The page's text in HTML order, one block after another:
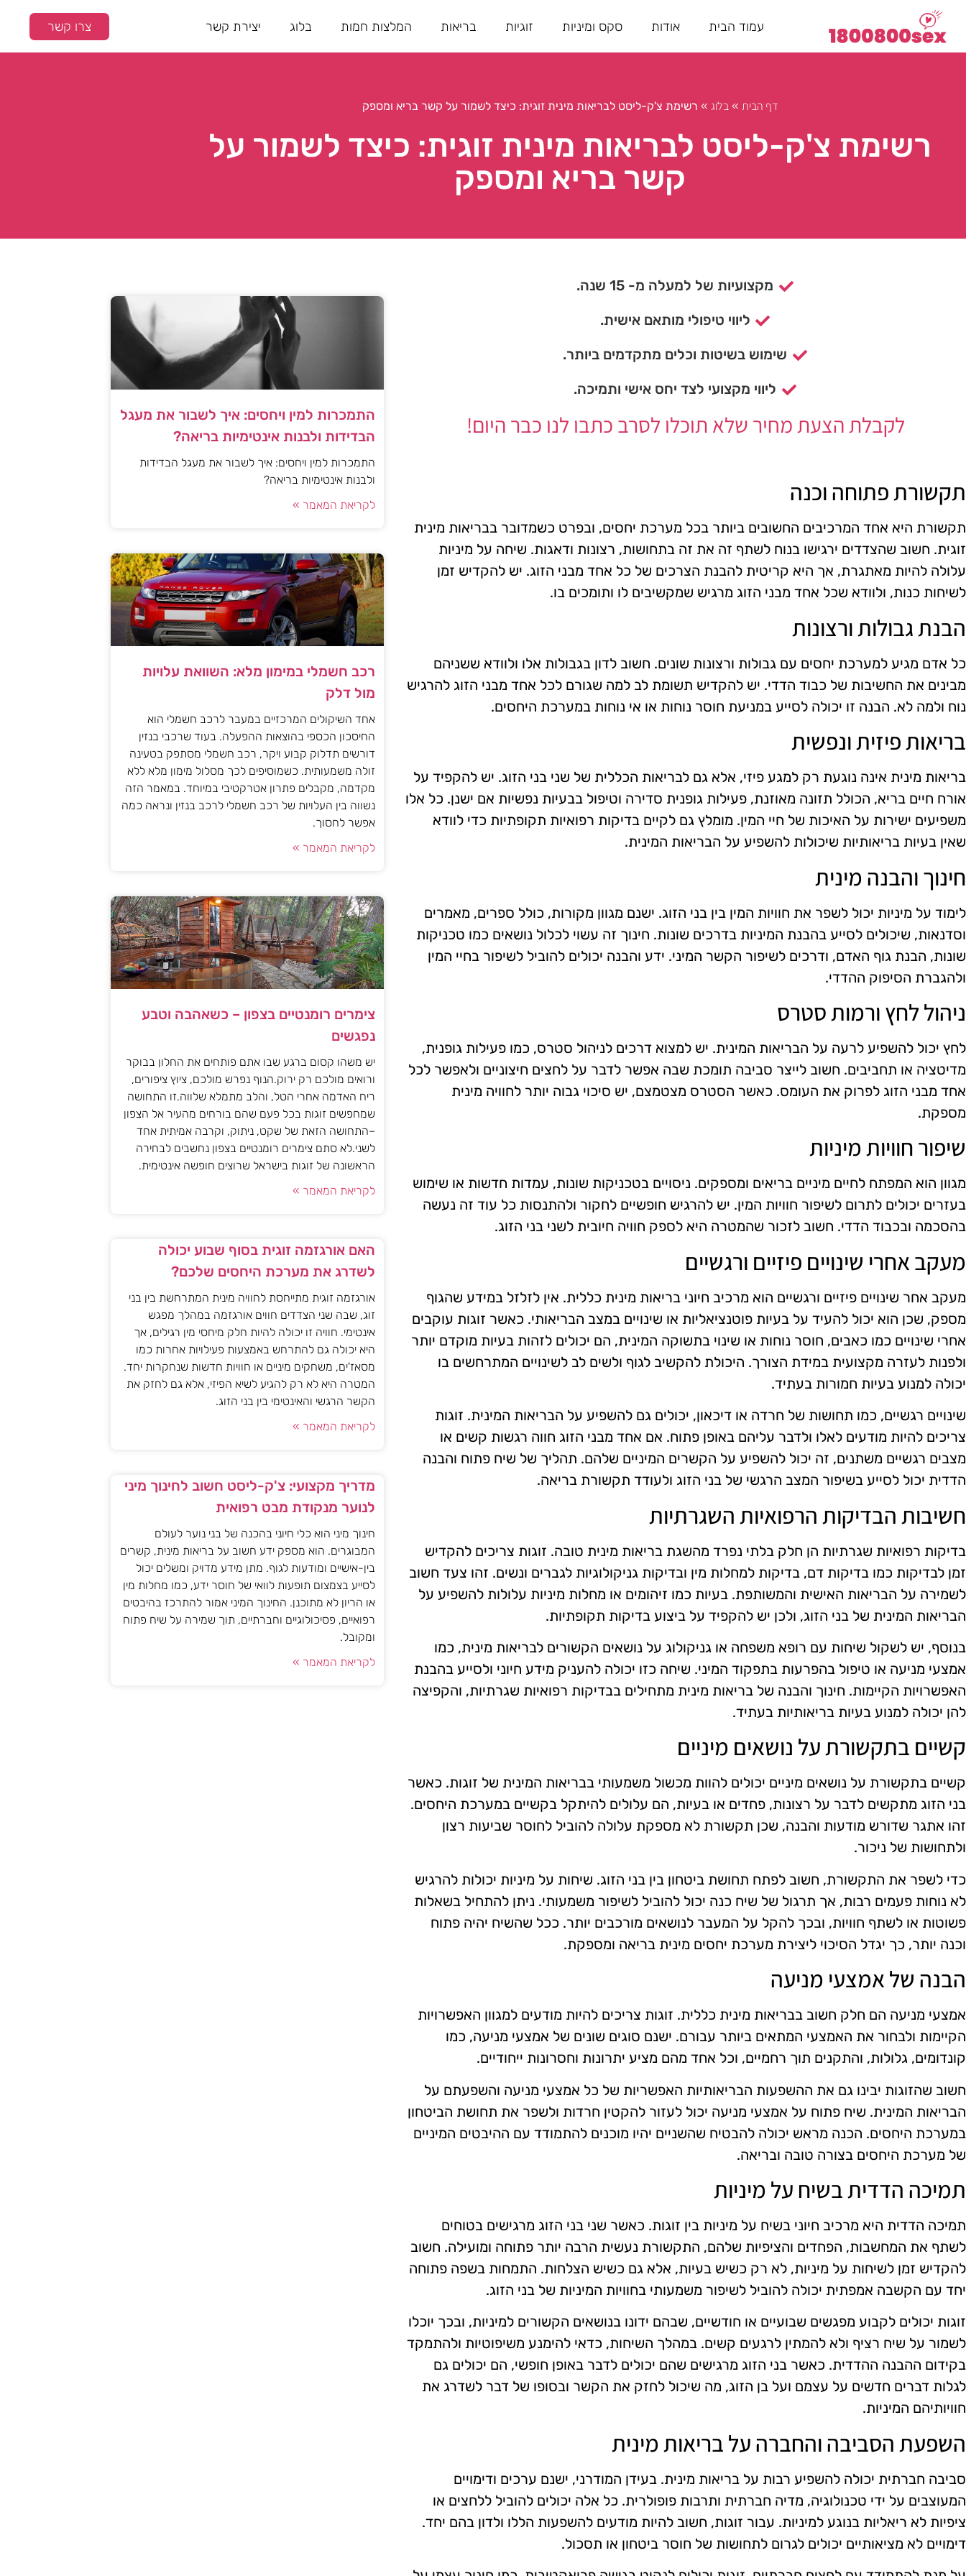
עמוד הבית אודות סקס ומיניות זוגיות בריאות המלצות חמות בלוג יצירת קשר צרו קשר
דף הבית »בלוג » רשימת צ'ק-ליסט לבריאות מינית זוגית: כיצד לשמור על קשר בריא ומספק
רשימת צ'ק-ליסט לבריאות מינית זוגית: כיצד לשמור על
קשר בריא ומספק
מקצועיות של למעלה מ- 15 שנה.
ליווי טיפולי מותאם אישית.
שימוש בשיטות וכלים מתקדמים ביותר.
ליווי מקצועי לצד יחס אישי ותמיכה.
לקבלת הצעת מחיר שלא תוכלו לסרב כתבו לנו כבר היום!
תקשורת פתוחה וכנה
תקשורת היא אחד המרכיבים החשובים ביותר בכל מערכת יחסים, ובפרט כשמדובר בבריאות מינית
זוגית. חשוב שהצדדים ירגישו בנוח לשתף זה את זה בתחושות, רצונות ודאגות. שיחה על מיניות
עלולה להיות מאתגרת, אך היא קריטית להבנת הצרכים של כל אחד מבני הזוג. יש להקדיש זמן
לשיחות כנות, ולוודא שכל אחד מבני הזוג מרגיש שמקשיבים לו ותומכים בו.
הבנת גבולות ורצונות
כל אדם מגיע למערכת יחסים עם גבולות ורצונות שונים. חשוב לדון בגבולות אלו ולוודא ששניהם
מבינים את החשיבות של כבוד הדדי. יש להקדיש תשומת לב למה שגורם לכל אחד מבני הזוג להרגיש
נוח ולמה לא. הבנה זו יכולה לסייע במניעת חוסר נוחות או אי נוחות במערכת היחסים.
בריאות פיזית ונפשית
בריאות מינית אינה נוגעת רק למגע פיזי, אלא גם לבריאות הכללית של שני בני הזוג. יש להקפיד על
אורח חיים בריא, הכולל תזונה מאוזנת, פעילות גופנית סדירה וטיפול בבעיות נפשיות אם ישנן. כל אלו
משפיעים ישירות על האיכות של חיי המין. מומלץ גם לקיים בדיקות רפואיות תקופתיות כדי לוודא
שאין בעיות בריאותיות שיכולות להשפיע על הבריאות המינית.
חינוך והבנה מינית
לימוד על מיניות יכול לשפר את חוויות המין בין בני הזוג. ישנם מגוון מקורות, כולל ספרים, מאמרים
וסדנאות, שיכולים לסייע בהבנת המיניות בדרכים שונות. חינוך זה עשוי לכלול נושאים כמו טכניקות
שונות, הבנת גוף האדם, ודרכים לשיפור הקשר המיני. ידע והבנה יכולים להוביל לשיפור בחיי המין
ולהגברת הסיפוק ההדדי.
ניהול לחץ ורמות סטרס
לחץ יכול להשפיע לרעה על הבריאות המינית. יש למצוא דרכים לניהול סטרס, כמו פעילות גופנית,
מדיטציה או תחביבים. חשוב לייצר סביבה תומכת שבה אפשר לדבר על לחצים חיצוניים ולאפשר לכל
אחד מבני הזוג לפרוק את העומס. כאשר הסטרס מצטמצם, יש סיכוי גבוה יותר לחוויה מינית
מספקת.
שיפור חוויות מיניות
מגוון הוא המפתח לחיים מיניים בריאים ומספקים. ניסויים בטכניקות שונות, עמדות חדשות או שימוש
בעזרים יכולים לתרום לשיפור חוויות המין. יש להרגיש חופשיים לחקור ולהתנסות כל עוד זה נעשה
בהסכמה ובכבוד הדדי. חשוב לזכור שהמטרה היא לספק חוויה חיובית לשני בני הזוג.
מעקב אחרי שינויים פיזיים ורגשיים
מעקב אחר שינויים פיזיים ורגשיים הוא מרכיב חיוני בריאות מינית כללית. אין לזלזל במידע שהגוף
מספק, שכן הוא יכול להעיד על בעיות פוטנציאליות או שינויים במצב הבריאותי. כאשר זוגות עוקבים
אחרי שינויים כמו כאבים, חוסר נוחות או שינוי בתשוקה המינית, הם יכולים לזהות בעיות מוקדם יותר
ולפנות לעזרה מקצועית במידת הצורך. היכולת להקשיב לגוף ולשים לב לשינויים המתרחשים בו
יכולה למנוע בעיות חמורות בעתיד.
שינויים רגשיים, כמו תחושות של חרדה או דיכאון, יכולים גם להשפיע על הבריאות המינית. זוגות
צריכים להיות מודעים לאלו ולדבר עליהם באופן פתוח. אם אחד מבני הזוג חווה רגשות קשים או
מצבים רגשיים משתנים, זה יכול להשפיע על הקשרים המיניים שלהם. תהליך של שיח פתוח והבנה
הדדית יכול לסייע בשיפור המצב הרגשי של בני הזוג ולעודד תקשורת בריאה.
חשיבות הבדיקות הרפואיות השגרתיות
בדיקות רפואיות שגרתיות הן חלק בלתי נפרד מהשגת בריאות מינית טובה. זוגות צריכים להקדיש
זמן לבדיקות כמו בדיקות דם, בדיקות למחלות מין ובדיקות גניקולוגיות לגברים ונשים. זהו צעד חשוב
לשמירה על הבריאות האישית והמשותפת. בעיות כמו זיהומים או מחלות מיניות עלולות להשפיע על
הבריאות המינית של בני הזוג, ולכן יש להקפיד על ביצוע בדיקות תקופתיות.
בנוסף, יש לשקול שיחות עם רופא משפחה או גניקולוג על נושאים הקשורים לבריאות מינית, כמו
אמצעי מניעה או טיפול בהפרעות בתפקוד המיני. שיחה כזו יכולה להעניק מידע חיוני ולסייע בהבנת
האפשרויות הקיימות. חינוך והבנה של בריאות מינית מתחילים בבדיקות רפואיות שגרתיות, והקפיצה
להן יכולה למנוע בעיות בריאותיות בעתיד.
קשיים בתקשורת על נושאים מיניים
קשיים בתקשורת על נושאים מיניים יכולים להוות מכשול משמעותי בבריאות המינית של זוגות. כאשר
בני הזוג מתקשים לדבר על רצונות, פחדים או בעיות, הם עלולים להיתקל בקשיים במערכת היחסים.
זהו אתגר שדורש מודעות והבנה, שכן תקשורת לא מספקת עלולה להוביל לחוסר שביעות רצון
ולתחושות של ניכור.
כדי לשפר את התקשורת, חשוב לפתח תחושת ביטחון בין בני הזוג. שיחות על מיניות יכולות להרגיש
לא נוחות פעמים רבות, אך תרגול של שיח כנה יכול להוביל לשיפור משמעותי. ניתן להתחיל בשאלות
פשוטות או לשתף חוויות, ובכך להקל על המעבר לנושאים מורכבים יותר. ככל שהשיח יהיה פתוח
וכנה יותר, כך יגדל הסיכוי ליצירת מערכת יחסים מינית בריאה ומספקת.
הבנה של אמצעי מניעה
אמצעי מניעה הם חלק חשוב בבריאות מינית כללית. זוגות צריכים להיות מודעים למגוון האפשרויות
הקיימות ולבחור את האמצעי המתאים ביותר עבורם. ישנם סוגים שונים של אמצעי מניעה, כמו
קונדומים, גלולות, והתקנים תוך רחמיים, וכל אחד מהם מציע יתרונות וחסרונות ייחודיים.
חשוב שהזוגות יבינו גם את ההשפעות הבריאותיות האפשריות של כל אמצעי מניעה והשפעתם על
הבריאות המינית. שיח פתוח על אמצעי מניעה יכול לעזור להקטין חרדות ולשפר את תחושת הביטחון
במערכת היחסים. הכנה מראש יכולה להבטיח שהשניים יהיו מוכנים להתמודד עם ההיבטים המיניים
של מערכת היחסים בצורה טובה ובריאה.
תמיכה הדדית בשיח על מיניות
תמיכה הדדית היא מרכיב חיוני בשיח על מיניות בין זוגות. כאשר שני בני הזוג מרגישים בטוחים
לשתף את המחשבות, הפחדים והציפיות שלהם, התקשורת נעשית הרבה יותר פתוחה ומועילה. חשוב
להקדיש זמן לשיחות על מיניות, לא רק כשיש בעיות, אלא גם כשיש הצלחות. התמחות בשפה פתוחה
יחד עם הקשבה אמפתית יכולה להוביל לשיפור משמעותי בחוויות המיניות של בני הזוג.
זוגות יכולים לקבוע מפגשים שבועיים או חודשיים, שבהם ידונו בנושאים הקשורים למיניות, ובכך יוכלו
לשמור על שיח רציף ולא להמתין לרגעים קשים. במהלך השיחות, כדאי להימנע משיפוטיות ולהתמקד
בקידום ההבנה ההדדית. כאשר בני הזוג מרגישים שהם יכולים לדבר באופן חופשי, הם יכולים גם
לגלות דברים חדשים על עצמם ועל בן הזוג, מה שיכול לחזק את הקשר ובסופו של דבר לשדרג את
חוויותיהם המיניות.
השפעת הסביבה והחברה על בריאות מינית
סביבה חברתית יכולה להשפיע רבות על בריאות מינית. בעידן המודרני, ישנם ערכים ודימויים
המעוצבים על ידי טכנולוגיה, מדיה חברתית ותרבות פופולרית. כל אלה יכולים להוביל ללחצים או
ציפיות לא ריאליות בנוגע למיניות. עבור זוגות, חשוב להיות מודעים להשפעות הללו ולדון בהם יחד.
דימויים לא מציאותיים יכולים לגרום לתחושות של חוסר ביטחון או תסכול.
התמכרות למין ויחסים: איך לשבור את מעגל
הבדידות ולבנות אינטימיות בריאה?
התמכרות למין ויחסים: איך לשבור את מעגל הבדידות
ולבנות אינטימיות בריאה?
לקריאת המאמר »
רכב חשמלי במימון מלא: השוואת עלויות
מול דלק
אחד השיקולים המרכזיים במעבר לרכב חשמלי הוא
החיסכון הכספי בהוצאות ההפעלה. בעוד שרכבי בנזין
דורשים תדלוק קבוע ויקר, רכב חשמלי מסתפק בטעינה
זולה משמעותית. כשמוסיפים לכך מסלול מימון מלא ללא
מקדמה, מקבלים פתרון אטרקטיבי במיוחד. במאמר הזה
נשווה בין העלויות של רכב חשמלי לרכב בנזין ונראה כמה
אפשר לחסוך.
לקריאת המאמר »
צימרים רומנטיים בצפון – כשאהבה וטבע
נפגשים
יש משהו קסום ברגע שבו אתם פותחים את החלון בבוקר
ורואים מולכם רק ירוק.הנוף נפרש מולכם, ציוץ ציפורים,
ריח האדמה אחרי הטל, והלב מתמלא שלווה.זו התחושה
שמחפשים זוגות בכל פעם שהם בורחים מהעיר אל הצפון
–התחושה הזאת של שקט, ניתוק, וקרבה אמיתית אחד
לשני.לא סתם צימרים רומנטיים בצפון נחשבים לבחירה
הראשונה של זוגות בישראל שרוצים חופשה אינטימית.
לקריאת המאמר »
האם אורגזמה זוגית בסוף שבוע יכולה
לשדרג את מערכת היחסים שלכם?
אורגזמה זוגית מתייחסת לחוויה מינית המתרחשת בין בני
זוג, שבה שני הצדדים חווים אורגזמה במהלך מפגש
אינטימי. חוויה זו יכולה להיות חלק מיחסי מין רגילים, אך
היא יכולה גם להתרחש באמצעות פעילויות אחרות כמו
מסאז'ים, משחקים מיניים או חוויות חדשות שנחקרות יחד.
המטרה היא לא רק להגיע לשיא הפיזי, אלא גם לחזק את
הקשר הרגשי והאינטימי בין בני הזוג.
לקריאת המאמר »
מדריך מקצועי: צ'ק-ליסט חשוב לחינוך מיני
לנוער מנקודת מבט רפואית
חינוך מיני הוא כלי חיוני בהכנה של בני נוער לעולם
המבוגרים. הוא מספק ידע חשוב על בריאות מינית, קשרים
בין-אישיים ומודעות לגוף. מתן מידע מדויק ומשלים יכול
לסייע בצמצום תופעות לוואי של חוסר ידע, כמו מחלות מין
או הריון לא מתוכנן. החינוך המיני אמור להתרכז בהיבטים
רפואיים, פסיכולוגיים וחברתיים, תוך שמירה על שיח פתוח
ומקובל.
לקריאת המאמר »